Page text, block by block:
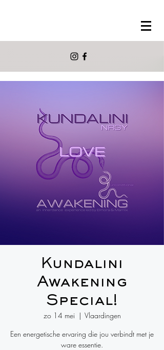
Kundalini
Awakening
Special!
zo 14 mei
  |
Vlaardingen
​Een energetische ervaring die jou verbindt met je
ware essentie.